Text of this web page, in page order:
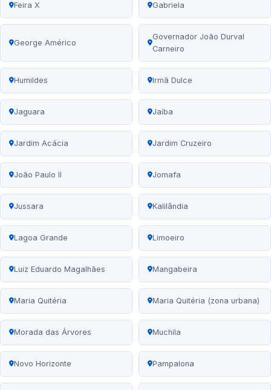
Feira X Gabriela
George Américo
Governador João Durval
Carneiro
Humildes Irmã Dulce
Jaguara Jaíba
Jardim Acácia Jardim Cruzeiro
João Paulo II Jomafa
Jussara Kalilândia
Lagoa Grande Limoeiro
Luiz Eduardo Magalhães Mangabeira
Maria Quitéria Maria Quitéria (zona urbana)
Morada das Árvores Muchila
Novo Horizonte Pampalona